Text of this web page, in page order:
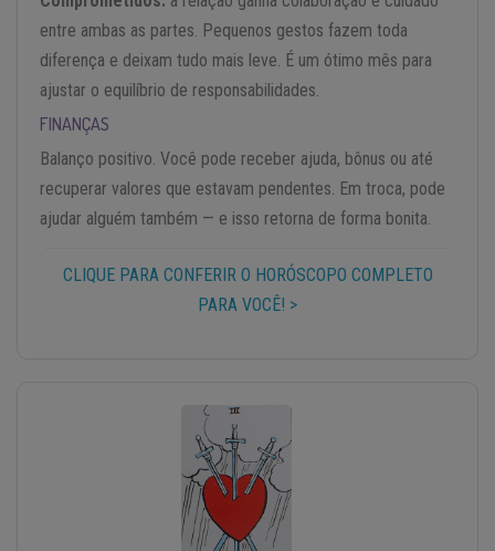
entre ambas as partes. Pequenos gestos fazem toda
diferença e deixam tudo mais leve. É um ótimo mês para
ajustar o equilíbrio de responsabilidades.
FINANÇAS
Balanço positivo. Você pode receber ajuda, bônus ou até
recuperar valores que estavam pendentes. Em troca, pode
ajudar alguém também — e isso retorna de forma bonita.
CLIQUE PARA CONFERIR O HORÓSCOPO COMPLETO
PARA VOCÊ! >